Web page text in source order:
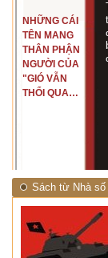
NHỮNG CÁI
TÊN MANG
THÂN PHẬN
NGƯỜI CỦA
"GIÓ VẪN
THỔI QUA
Sách từ Nhà số